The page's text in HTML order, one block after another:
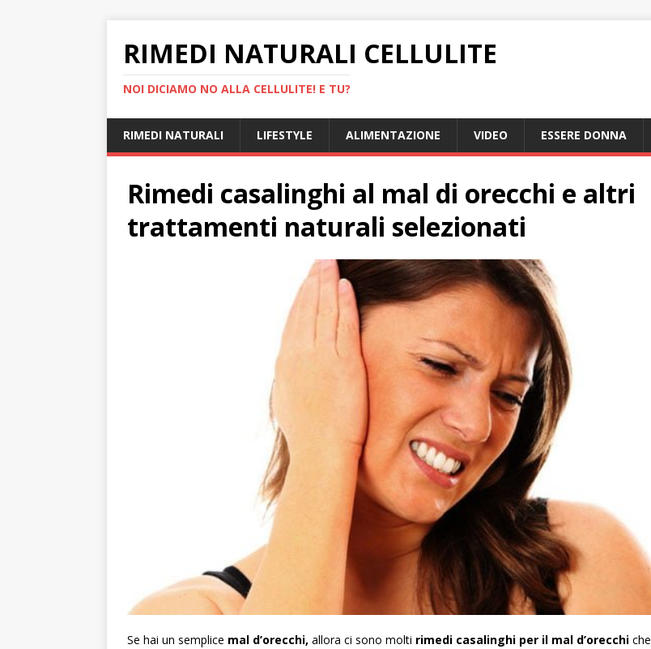
RIMEDI NATURALI CELLULITE
NOI DICIAMO NO ALLA CELLULITE! E TU?
RIMEDI NATURALI LIFESTYLE ALIMENTAZIONE VIDEO ESSERE DONNA
Rimedi casalinghi al mal di orecchi e altri
trattamenti naturali selezionati
Se hai un semplice mal d’orecchi, allora ci sono molti rimedi casalinghi per il mal d’orecchi che